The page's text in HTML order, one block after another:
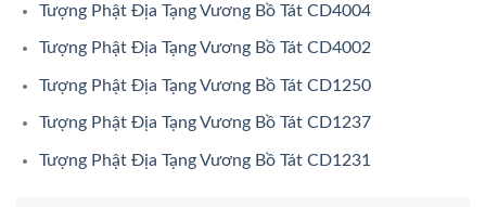
Tượng Phật Địa Tạng Vương Bồ Tát CD4004
Tượng Phật Địa Tạng Vương Bồ Tát CD4002
Tượng Phật Địa Tạng Vương Bồ Tát CD1250
Tượng Phật Địa Tạng Vương Bồ Tát CD1237
Tượng Phật Địa Tạng Vương Bồ Tát CD1231